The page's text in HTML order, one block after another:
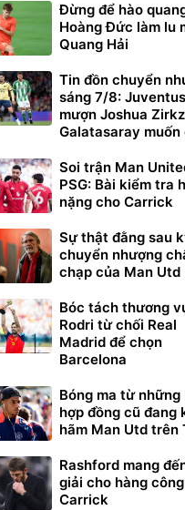
Đừng để hào
Hoàng Đức làm lu
Quang Hải
Tin đồn chuyển
sáng 7/8: Juventus
mượn Joshua
Galatasaray muốn
Soi trận Man
PSG: Bài kiểm tra
nặng cho Carrick
Sự thật đằng sau
chuyển nhượng
chạp của Man Utd
Bóc tách thương
Rodri từ chối Real
Madrid để chọn
Barcelona
Bóng ma từ những
hợp đồng cũ đang
hãm Man Utd trên
Rashford mang
giải cho hàng
Carrick